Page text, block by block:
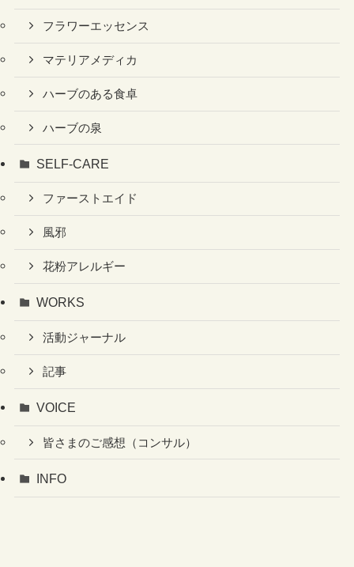
フラワーエッセンス
マテリアメディカ
ハーブのある食卓
ハーブの泉
SELF-CARE
ファーストエイド
風邪
花粉アレルギー
WORKS
活動ジャーナル
記事
VOICE
皆さまのご感想（コンサル）
INFO